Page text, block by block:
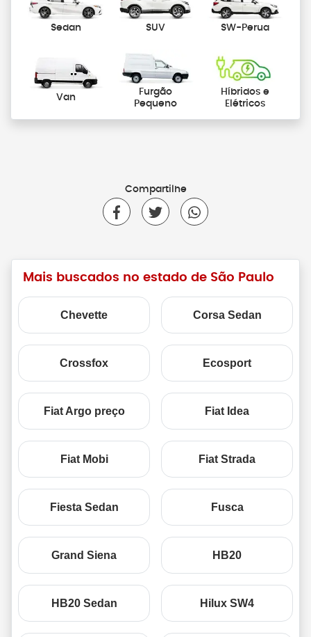
Sedan SUV SW-Perua
Van
Furgão
Pequeno
Híbridos e
Elétricos
Compartilhe
Mais buscados no estado de São Paulo
Chevette Corsa Sedan
Crossfox Ecosport
Fiat Argo preço Fiat Idea
Fiat Mobi Fiat Strada
Fiesta Sedan Fusca
Grand Siena HB20
HB20 Sedan Hilux SW4